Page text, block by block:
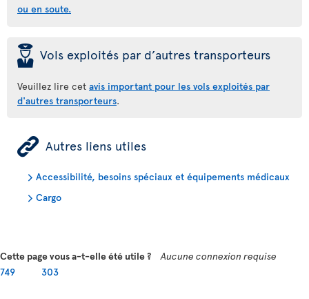
ou en soute.
þ Vols exploités par d’autres transporteurs
Veuillez lire cet avis important pour les vols exploités par
d'autres transporteurs.
ÿ Autres liens utiles
Accessibilité, besoins spéciaux et équipements médicaux
Cargo
Cette page vous a-t-elle été utile ?
Aucune connexion requise
749
303